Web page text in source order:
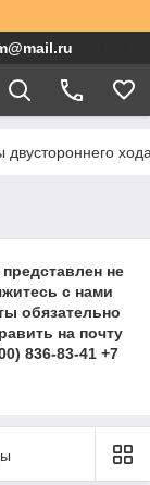
двустороннего
не
с нами
обязательно
на почту
836-83-41 +7